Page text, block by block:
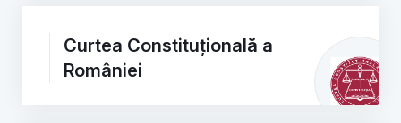
Curtea Constituțională a
României